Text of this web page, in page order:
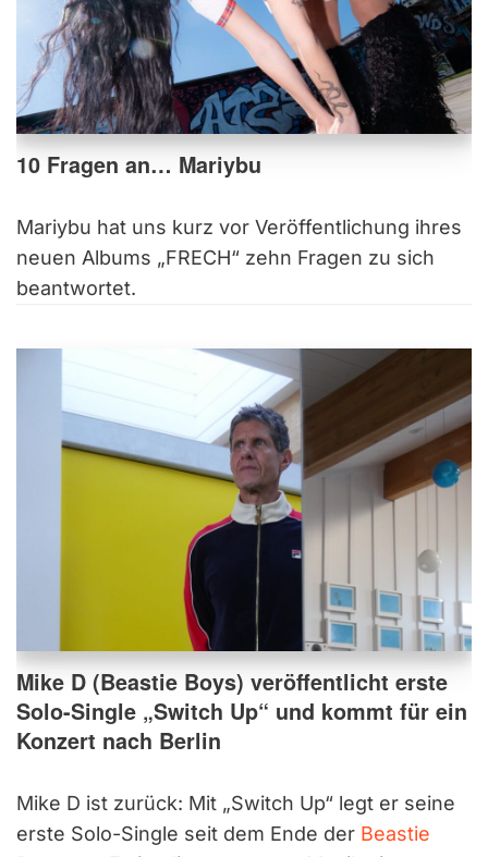
10 Fragen an… Mariybu
Mariybu hat uns kurz vor Veröffentlichung ihres
neuen Albums „FRECH“ zehn Fragen zu sich
beantwortet.
Mike D (Beastie Boys) veröffentlicht erste
Solo-Single „Switch Up“ und kommt für ein
Konzert nach Berlin
Mike D ist zurück: Mit „Switch Up“ legt er seine
erste Solo-Single seit dem Ende der Beastie